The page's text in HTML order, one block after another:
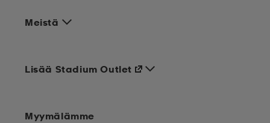
Meistä
Lisää Stadium Outlet
Myymälämme